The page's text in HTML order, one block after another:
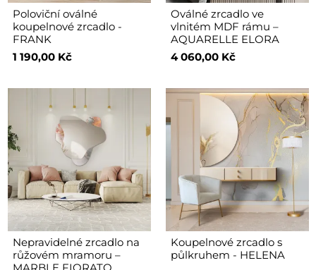
Poloviční oválné
koupelnové zrcadlo -
FRANK
1 190,00 Kč
Oválné zrcadlo ve
vlnitém MDF rámu –
AQUARELLE ELORA
4 060,00 Kč
Nepravidelné zrcadlo na
růžovém mramoru –
MARBLE FIORATO
Koupelnové zrcadlo s
půlkruhem - HELENA